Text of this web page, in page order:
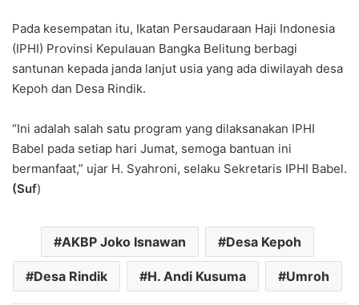
Pada kesempatan itu, Ikatan Persaudaraan Haji Indonesia
(IPHI) Provinsi Kepulauan Bangka Belitung berbagi
santunan kepada janda lanjut usia yang ada diwilayah desa
Kepoh dan Desa Rindik.
“Ini adalah salah satu program yang dilaksanakan IPHI
Babel pada setiap hari Jumat, semoga bantuan ini
bermanfaat,” ujar H. Syahroni, selaku Sekretaris IPHI Babel.
(Suf)
AKBP Joko Isnawan Desa Kepoh
Desa Rindik H. Andi Kusuma Umroh